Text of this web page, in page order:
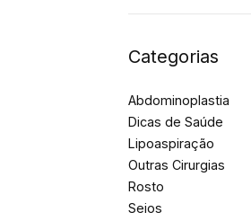
Categorias
Abdominoplastia
Dicas de Saúde
Lipoaspiração
Outras Cirurgias
Rosto
Seios